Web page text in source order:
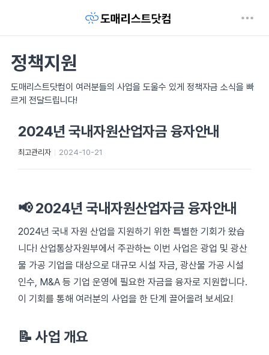
정책지원
도매리스트닷컴이 여러분들의 사업을 도울수 있게 정책자금 소식을 빠
르게 전달드립니다!
2024년 국내자원산업자금 융자안내
최고관리자 2024-10-21
📢 2024년 국내자원산업자금 융자안내
2024년 국내 자원 산업을 지원하기 위한 특별한 기회가 왔습
니다! 산업통상자원부에서 주관하는 이번 사업은 광업 및 광산
물 가공 기업을 대상으로 대규모 시설 자금, 광산물 가공 시설
인수, M&A 등 기업 운영에 필요한 자금을 융자로 지원합니다.
이 기회를 통해 여러분의 사업을 한 단계 끌어올려 보세요!
📝 사업 개요